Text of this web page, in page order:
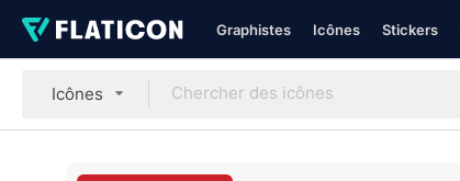
Graphistes Icônes Stickers
Icônes